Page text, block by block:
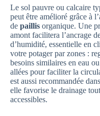
Le sol pauvre ou calcaire
peut être amélioré grâce à
de paillis organique. Une
amont facilitera l’ancrage
d’humidité, essentielle en
votre potager par zones :
besoins similaires en eau
allées pour faciliter la
est aussi recommandée
elle favorise le drainage
accessibles.